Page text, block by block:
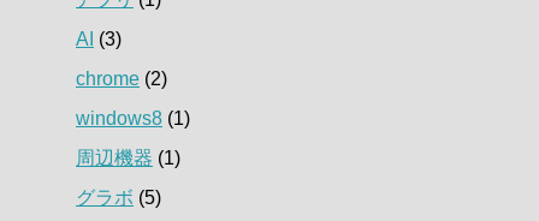
AI (3)
chrome (2)
windows8 (1)
周辺機器 (1)
グラボ (5)